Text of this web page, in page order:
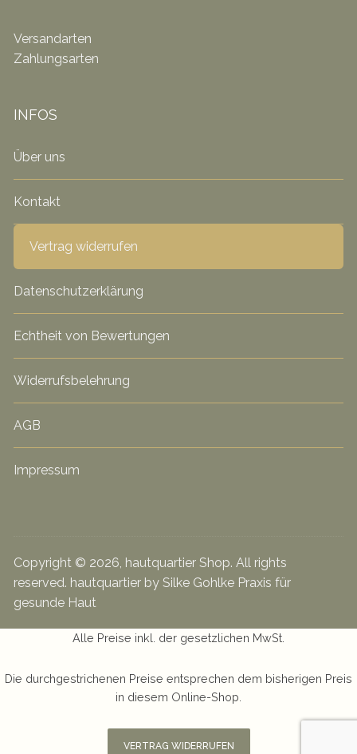
Versandarten
Zahlungsarten
INFOS
Über uns
Kontakt
Vertrag widerrufen
Datenschutzerklärung
Echtheit von Bewertungen
Widerrufsbelehrung
AGB
Impressum
Copyright © 2026, hautquartier Shop. All rights
reserved. hautquartier by Silke Gohlke Praxis für
gesunde Haut
Alle Preise inkl. der gesetzlichen MwSt.
Die durchgestrichenen Preise entsprechen dem bisherigen Preis
in diesem Online-Shop.
VERTRAG WIDERRUFEN